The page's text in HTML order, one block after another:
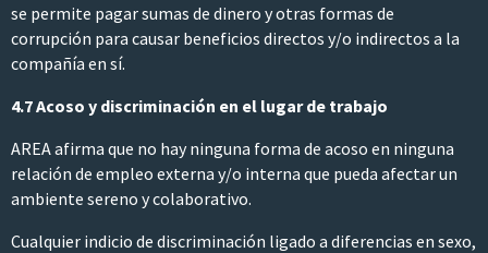
se permite pagar sumas de dinero y otras formas de
corrupción para causar beneficios directos y/o indirectos a la
compañía en sí.
4.7 Acoso y discriminación en el lugar de trabajo
AREA afirma que no hay ninguna forma de acoso en ninguna
relación de empleo externa y/o interna que pueda afectar un
ambiente sereno y colaborativo.
Cualquier indicio de discriminación ligado a diferencias en sexo,